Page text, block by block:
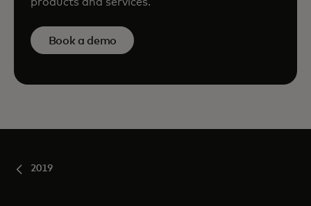
Book a demo
2019